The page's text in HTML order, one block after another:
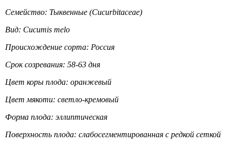
Семейство: Тыквенные (Cucurbitaceae)
Вид: Cucumis melo
Происхождение сорта: Россия
Срок созревания: 58-63 дня
Цвет коры плода: оранжевый
Цвет мякоти: светло-кремовый
Форма плода: эллиптическая
Поверхность плода: слабосегментированная с редкой сеткой